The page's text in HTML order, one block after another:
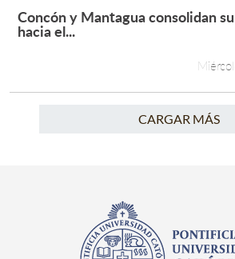
Concón y Mantagua consolidan
hacia el...
CARGAR MÁS